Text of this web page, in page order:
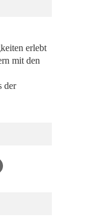
erlebt
mit den
der